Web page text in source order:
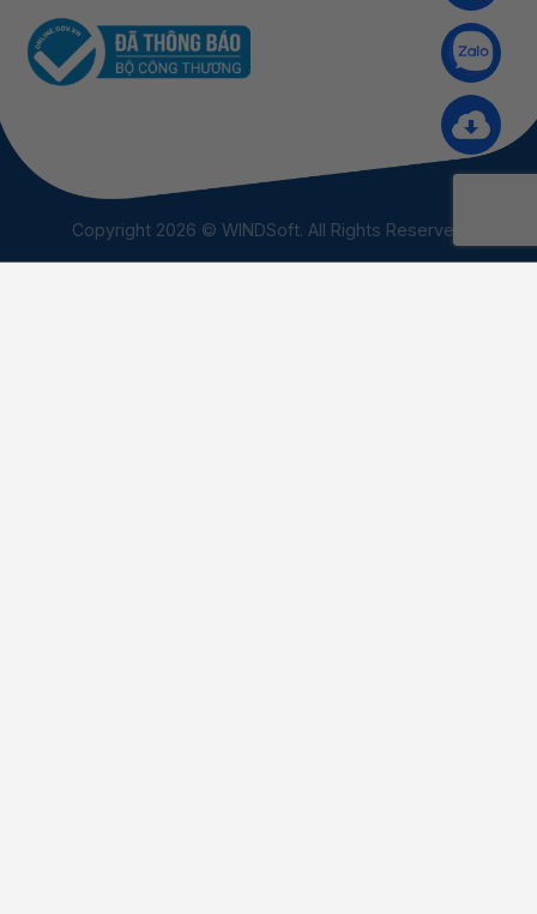
Copyright 2026 © WINDSoft. All Rights Reserved